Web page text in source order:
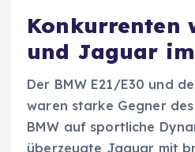
Konkurrenten
und Jaguar
Der BMW E21/E30 und
waren starke Gegner
BMW auf sportliche
überzeugte Jaguar mit